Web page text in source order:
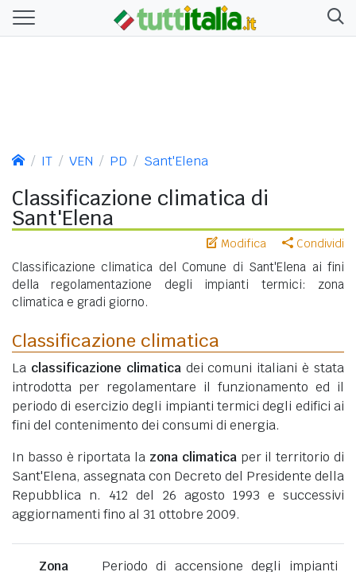
IT VEN PD Sant'Elena
Classificazione climatica di
Sant'Elena
Modifica Condividi
Classificazione climatica del Comune di Sant'Elena ai fini
della regolamentazione degli impianti termici: zona
climatica e gradi giorno.
Classificazione climatica
La classificazione climaticadei comuni italiani è stata
introdotta per regolamentare il funzionamento ed il
periodo di esercizio degli impianti termici degli edifici ai
fini del contenimento dei consumi di energia.
In basso è riportata la zona climaticaper il territorio di
Sant'Elena, assegnata con Decreto del Presidente della
Repubblica n. 412 del 26 agosto 1993 e successivi
aggiornamenti fino al 31 ottobre 2009.
Zona
Periodo di accensione degli impianti